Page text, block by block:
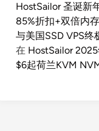
HostSailor 圣诞新
85%折扣+双倍内
与美国SSD VPS
在 HostSailor
$6起荷兰KVM